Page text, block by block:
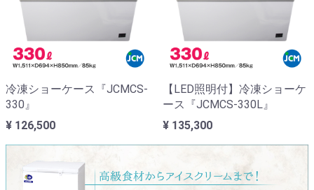
冷凍ショーケース『JCMCS-
330』
¥ 126,500
【LED照明付】冷凍ショーケ
ース『JCMCS-330L』
¥ 135,300